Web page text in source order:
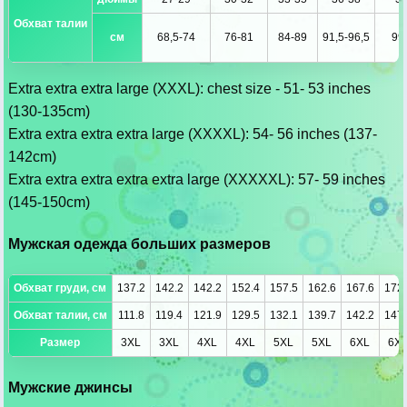
Обхват талии
см 68,5-74 76-81 84-89 91,5-96,5
Extra extra extra large (XXXL): chest size - 51- 53 inches
(130-135cm)
Extra extra extra extra large (XXXXL): 54- 56 inches (137-
142cm)
Extra extra extra extra extra large (XXXXXL): 57- 59 inches
(145-150cm)
Мужская одежда больших размеров
Обхват груди, см 137.2 142.2 142.2 152.4 157.5 162.6 167.6
Обхват талии, см 111.8 119.4 121.9 129.5 132.1 139.7 142.2
Размер 3XL 3XL 4XL 4XL 5XL 5XL 6XL
Мужские джинсы